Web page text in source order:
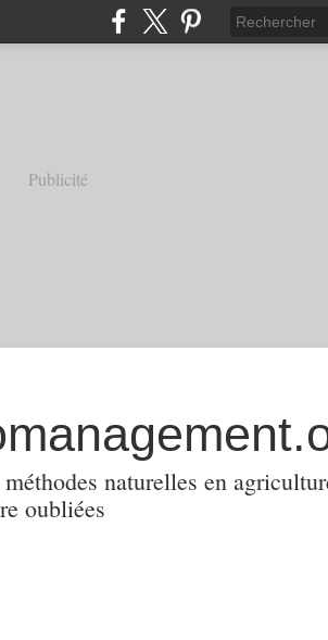
Publicité
naturelles en
oubliées